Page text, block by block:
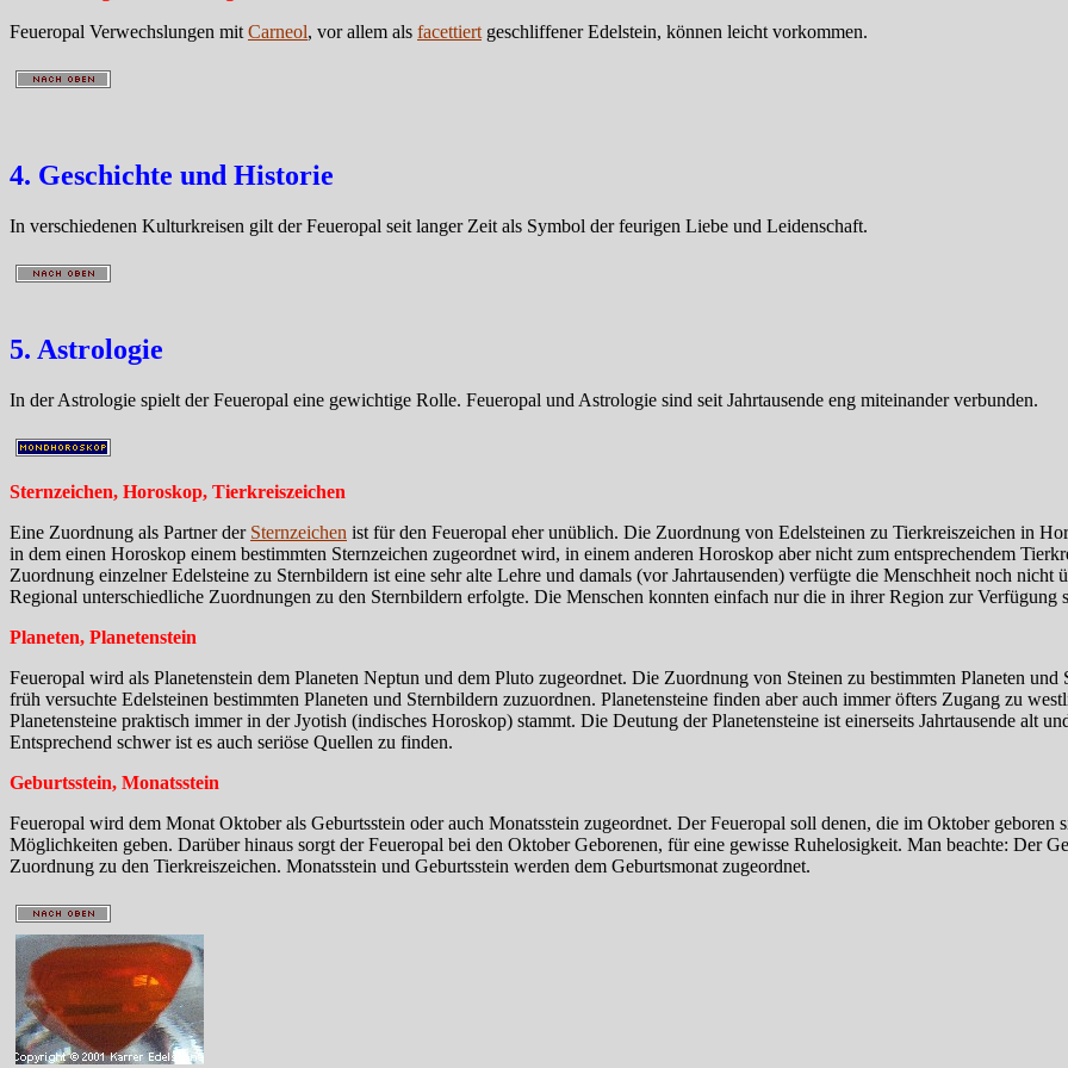
Feueropal Verwechslungen mit Carneol, vor allem als facettiert geschliffener Edelstein, können leicht vorkommen.
4. Geschichte und Historie
In verschiedenen Kulturkreisen gilt der Feueropal seit langer Zeit als Symbol der feurigen Liebe und Leidenschaft.
5. Astrologie
In der Astrologie spielt der Feueropal eine gewichtige Rolle. Feueropal und Astrologie sind seit Jahrtausende eng miteinander verbunden.
Sternzeichen, Horoskop, Tierkreiszeichen
Eine Zuordnung als Partner der Sternzeichen ist für den Feueropal eher unüblich. Die Zuordnung von Edelsteinen zu Tierkreiszeichen in
in dem einen Horoskop einem bestimmten Sternzeichen zugeordnet wird, in einem anderen Horoskop aber nicht zum entsprechendem
Zuordnung einzelner Edelsteine zu Sternbildern ist eine sehr alte Lehre und damals (vor Jahrtausenden) verfügte die Menschheit noch nicht
Regional unterschiedliche Zuordnungen zu den Sternbildern erfolgte. Die Menschen konnten einfach nur die in ihrer Region zur Verfügung
Planeten, Planetenstein
Feueropal wird als Planetenstein dem Planeten Neptun und dem Pluto zugeordnet. Die Zuordnung von Steinen zu bestimmten Planeten
früh versuchte Edelsteinen bestimmten Planeten und Sternbildern zuzuordnen. Planetensteine finden aber auch immer öfters Zugang zu
Planetensteine praktisch immer in der Jyotish (indisches Horoskop) stammt. Die Deutung der Planetensteine ist einerseits Jahrtausende alt
Entsprechend schwer ist es auch seriöse Quellen zu finden.
Geburtsstein, Monatsstein
Feueropal wird dem Monat Oktober als Geburtsstein oder auch Monatsstein zugeordnet. Der Feueropal soll denen, die im Oktober
Möglichkeiten geben. Darüber hinaus sorgt der Feueropal bei den Oktober Geborenen, für eine gewisse Ruhelosigkeit. Man beachte: Der
Zuordnung zu den Tierkreiszeichen. Monatsstein und Geburtsstein werden dem Geburtsmonat zugeordnet.